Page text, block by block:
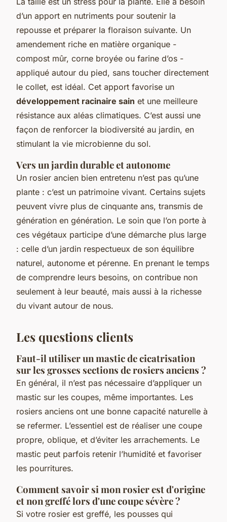
d’un apport en nutriments pour soutenir la
repousse et préparer la floraison suivante. Un
amendement riche en matière organique -
compost mûr, corne broyée ou farine d’os -
appliqué autour du pied, sans toucher directement
le collet, est idéal. Cet apport favorise un
développement racinaire sain et une meilleure
résistance aux aléas climatiques. C’est aussi une
façon de renforcer la biodiversité au jardin, en
stimulant la vie microbienne du sol.
Vers un jardin durable et autonome
Un rosier ancien bien entretenu n’est pas qu’une
plante : c’est un patrimoine vivant. Certains sujets
peuvent vivre plus de cinquante ans, transmis de
génération en génération. Le soin que l’on porte à
ces végétaux participe d’une démarche plus large
: celle d’un jardin respectueux de son équilibre
naturel, autonome et pérenne. En prenant le temps
de comprendre leurs besoins, on contribue non
seulement à leur beauté, mais aussi à la richesse
du vivant autour de nous.
Les questions clients
Faut-il utiliser un mastic de cicatrisation
sur les grosses sections de rosiers anciens ?
En général, il n’est pas nécessaire d’appliquer un
mastic sur les coupes, même importantes. Les
rosiers anciens ont une bonne capacité naturelle à
se refermer. L’essentiel est de réaliser une coupe
propre, oblique, et d’éviter les arrachements. Le
mastic peut parfois retenir l’humidité et favoriser
les pourritures.
Comment savoir si mon rosier est d'origine
et non greffé lors d'une coupe sévère ?
Si votre rosier est greffé, les pousses qui